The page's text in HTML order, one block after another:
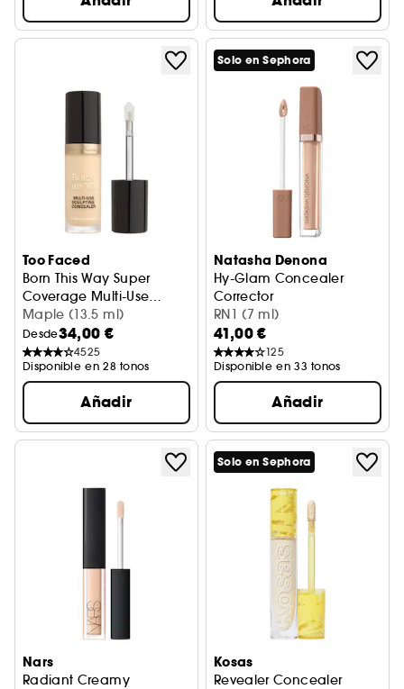
Too Faced
Born This Way Super
Coverage Multi-Use
Concealer
Corrector
Maple (13.5 ml)
Desde34,00 €
4525
Disponible en 28 tonos
Añadir
Solo en Sephora
Natasha Denona
Hy-Glam Concealer
Corrector
RN1 (7 ml)
41,00 €
125
Disponible en 33 tonos
Añadir
Nars
Radiant Creamy
Solo en Sephora
Kosas
Revealer Concealer